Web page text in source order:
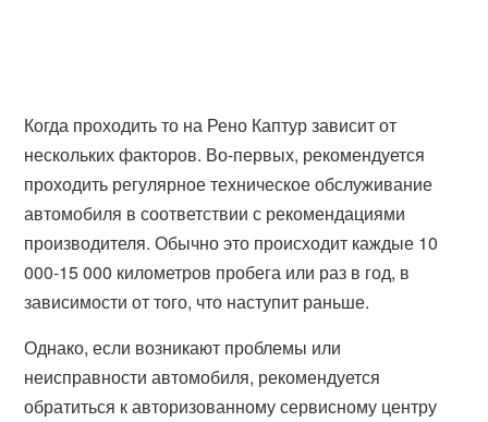
Когда проходить то на Рено Каптур зависит от
нескольких факторов. Во-первых, рекомендуется
проходить регулярное техническое обслуживание
автомобиля в соответствии с рекомендациями
производителя. Обычно это происходит каждые 10
000-15 000 километров пробега или раз в год, в
зависимости от того, что наступит раньше.
Однако, если возникают проблемы или
неисправности автомобиля, рекомендуется
обратиться к авторизованному сервисному центру